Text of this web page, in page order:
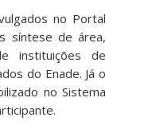
no Portal
síntese de área,
instituições de
do Enade. Já o
no Sistema